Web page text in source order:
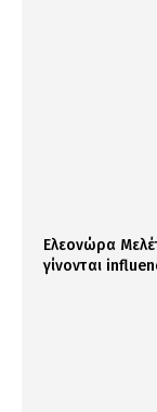
Ελεονώρα
γίνονται